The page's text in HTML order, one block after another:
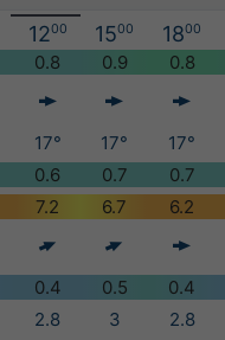
1200 1500 1800
0.8 0.9
0.8
17° 17°
17°
0.6 0.7
0.7
7.2 6.7
6.2
0.4 0.5
0.4
2.8 3 2.8